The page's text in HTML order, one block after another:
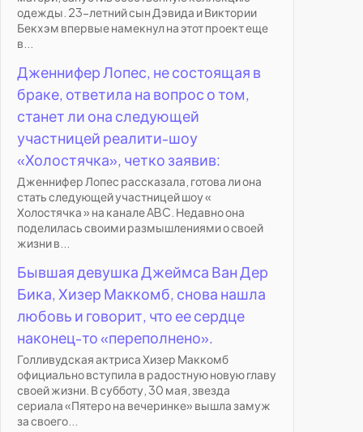
одежды. 23-летний сын Дэвида и Виктории
Бекхэм впервые намекнул на этот проект еще
в...
Дженнифер Лопес, не состоящая в
браке, ответила на вопрос о том,
станет ли она следующей
участницей реалити-шоу
«Холостячка», четко заявив:
Дженнифер Лопес рассказала, готова ли она
стать следующей участницей шоу «
Холостячка » на канале ABC. Недавно она
поделилась своими размышлениями о своей
жизни в...
Бывшая девушка Джеймса Ван Дер
Бика, Хизер Маккомб, снова нашла
любовь и говорит, что ее сердце
наконец-то «переполнено».
Голливудская актриса Хизер Маккомб
официально вступила в радостную новую главу
своей жизни. В субботу, 30 мая, звезда
сериала «Пятеро на вечеринке» вышла замуж
за своего...